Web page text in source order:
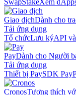
SwapStakeXem
Giao dịchDành cho
Tải ứng dụng
Tổ chứcLưu kýAPI
PayDành cho Người
Tải ứng dụng
Thiết bị PaySDK Pay
CronosTương thích